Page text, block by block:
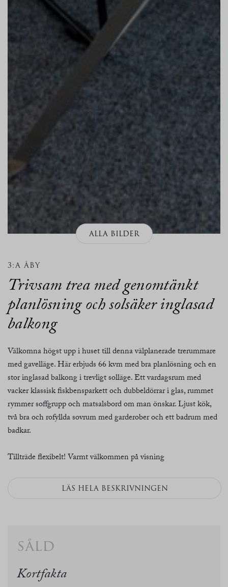
ALLA BILDER
3:A ÅBY
Trivsam trea med genomtänkt
planlösning och solsäker inglasad
balkong
Välkomna högst upp i huset till denna välplanerade trerummare
med gavelläge. Här erbjuds 66 kvm med bra planlösning och en
stor inglasad balkong i trevligt solläge. Ett vardagsrum med
vacker klassisk fiskbensparkett och dubbeldörrar i glas, rummet
rymmer soffgrupp och matsalsbord om man önskar. Ljust kök,
två bra och rofyllda sovrum med garderober och ett badrum med
badkar.
Tillträde flexibelt! Varmt välkommen på visning
LÄS HELA BESKRIVNINGEN
såld
Kortfakta